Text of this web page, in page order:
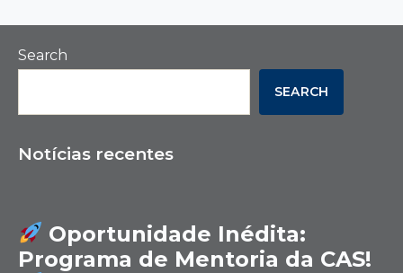
Search
SEARCH
Notícias recentes
Oportunidade Inédita:
Programa de Mentoria da CAS!